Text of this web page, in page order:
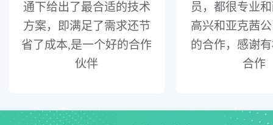
通下给出了最合适的技术
方案，即满足了需求还节
省了成本,是一个好的合作
伙伴
员，都很专业
高兴和亚克茜
的合作，感谢
合作